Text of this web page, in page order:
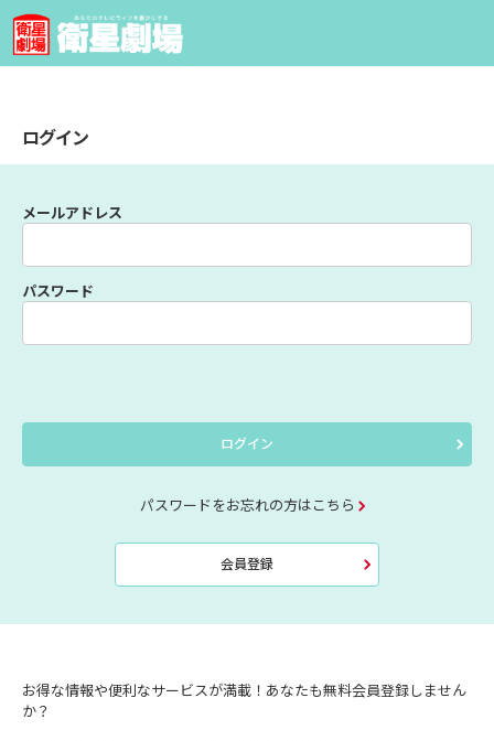
ログイン
メールアドレス
パスワード
ログイン
パスワードをお忘れの方はこちら
会員登録
お得な情報や便利なサービスが満載！あなたも無料会員登録しません
か？